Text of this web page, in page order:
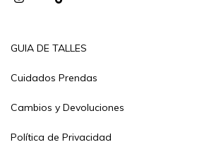
GUIA DE TALLES
Cuidados Prendas
Cambios y Devoluciones
Política de Privacidad